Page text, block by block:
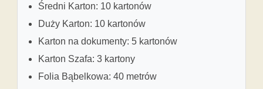
Średni Karton: 10 kartonów
Duży Karton: 10 kartonów
Karton na dokumenty: 5 kartonów
Karton Szafa: 3 kartony
Folia Bąbelkowa: 40 metrów